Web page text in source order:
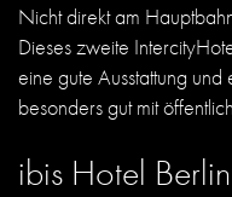
Nicht direkt am
Dieses zweite
eine gute Ausstattung
besonders gut mit
ibis Hotel